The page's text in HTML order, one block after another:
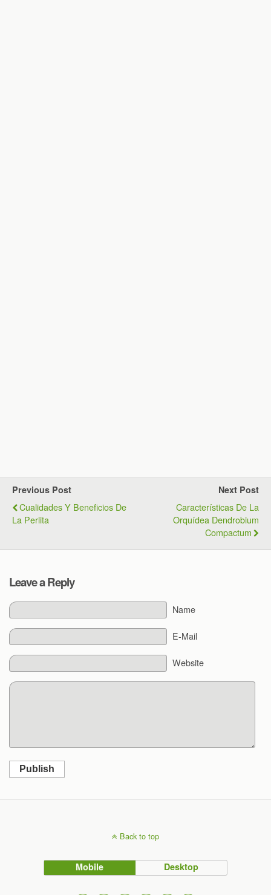
Previous Post
Cualidades Y Beneficios De
La Perlita
Next Post
Características De La
Orquídea Dendrobium
Compactum
Leave a Reply
Name
E-Mail
Website
Publish
Back to top
Mobile Desktop